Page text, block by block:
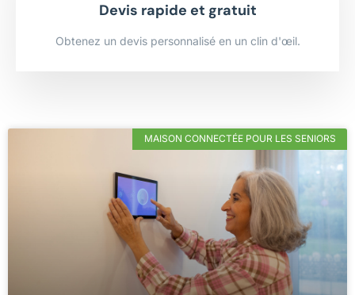
Devis rapide et gratuit
Obtenez un devis personnalisé en un clin d'œil.
MAISON CONNECTÉE POUR LES SENIORS